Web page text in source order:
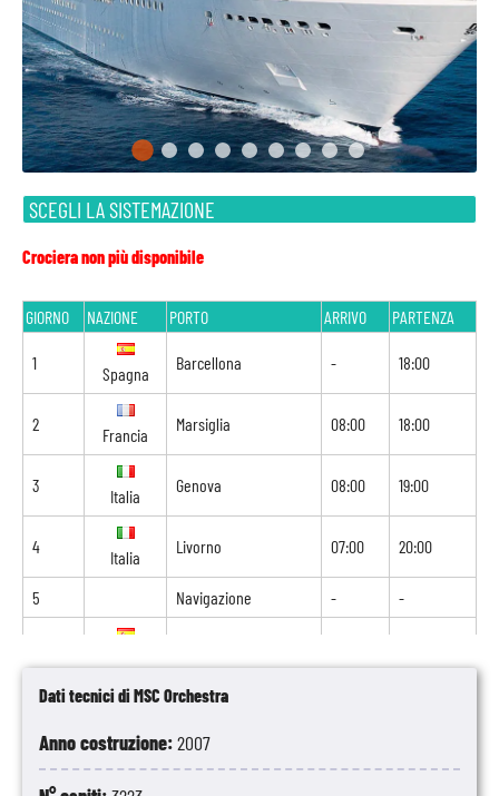
Dati tecnici di MSC Orchestra
Anno costruzione:2007
SCEGLI LA SISTEMAZIONE
Crociera non più disponibile
GIORNO NAZIONE PORTO ARRIVO PARTENZA
1
Spagna
Barcellona - 18:00
2
Francia
Marsiglia 08:00 18:00
3
Italia
Genova 08:00 19:00
4
Italia
Livorno 07:00 20:00
5 Navigazione - -
Palma di Maiorca
8 Barcellona 08:00 -